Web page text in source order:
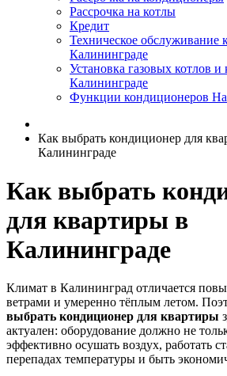
Рассрочка на котлы
Кредит
Техническое обслуживание
Калининграде
Установка газовых котлов и
Калининграде
Функции кондиционеров
Как выбрать кондиционер для
Калининграде
Как выбрать
для квартиры в
Калининграде
Климат в Калининград отличается
ветрами и умеренно тёплым летом.
выбрать кондиционер для квартиры
актуален: оборудование должно не
эффективно осушать воздух, работать
перепадах температуры и быть